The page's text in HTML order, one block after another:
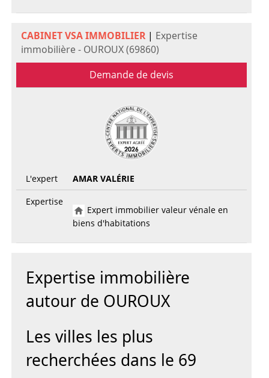
CABINET VSA IMMOBILIER| Expertise
immobilière - OUROUX (69860)
Demande de devis
L'expert
AMAR VALÉRIE
Expertise
Expert immobilier valeur vénale en
biens d'habitations
Expertise immobilière
autour de OUROUX
Les villes les plus
recherchées dans le 69